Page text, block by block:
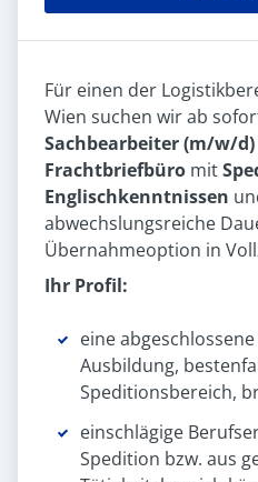
Für einen der
Wien suchen wir ab
Sachbearbeiter (m/w/
Frachtbriefbüro mit
Englischkenntnissen
abwechslungsreiche
Übernahmeoption in
Ihr Profil:
eine
Ausbildung,
Speditionsbereich,
einschlägige
Spedition bzw. aus